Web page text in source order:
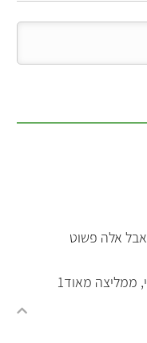
אלה פשוט
ממליצה מאוד1